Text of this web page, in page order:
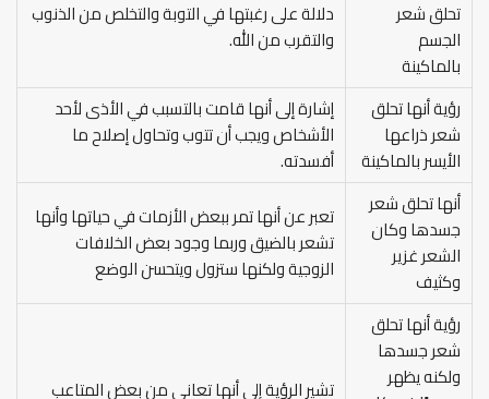
تحلق شعر
الجسم
بالماكينة
دلالة على رغبتها في التوبة والتخلص من الذنوب
والتقرب من الله.
رؤية أنها تحلق
شعر ذراعها
الأيسر بالماكينة
إشارة إلى أنها قامت بالتسبب في الأذى لأحد
الأشخاص ويجب أن تتوب وتحاول إصلاح ما
أفسدته.
أنها تحلق شعر
جسدها وكان
الشعر غزير
وكثيف
تعبر عن أنها تمر ببعض الأزمات في حياتها وأنها
تشعر بالضيق وربما وجود بعض الخلافات
الزوجية ولكنها ستزول ويتحسن الوضع
رؤية أنها تحلق
شعر جسدها
ولكنه يظهر
تشير الرؤية إلى أنها تعاني من بعض المتاعب